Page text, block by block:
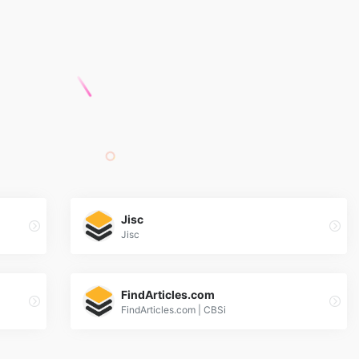
Jisc
Jisc
FindArticles.com
FindArticles.com | CBSi